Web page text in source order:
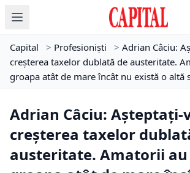
Capital > Profesioniști > Adrian Câciu:
creșterea taxelor dublată de austeritate.
groapa atât de mare încât nu există o altă
Adrian Câciu: Așteptați-
creșterea taxelor
austeritate. Amatorii au